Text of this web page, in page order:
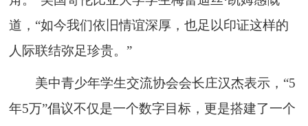
道，“如今我们依旧情谊深厚，也足以印证这样的
人际联结弥足珍贵。”
美中青少年学生交流协会会长庄汉杰表示，“5
年5万”倡议不仅是一个数字目标，更是搭建了一个